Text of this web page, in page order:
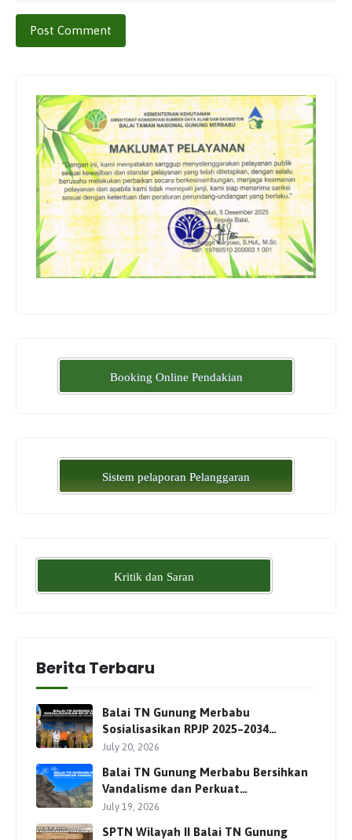
Booking Online Pendakian
Sistem pelaporan Pelanggaran
Kritik dan Saran
Berita Terbaru
Balai TN Gunung Merbabu
Sosialisasikan RPJP 2025–2034
Bersama Para Pemangku
July 20, 2026
Balai TN Gunung Merbabu Bersihkan
Vandalisme dan Perkuat
Pengamanan Jalur Pendakian
July 19, 2026
SPTN Wilayah II Balai TN Gunung